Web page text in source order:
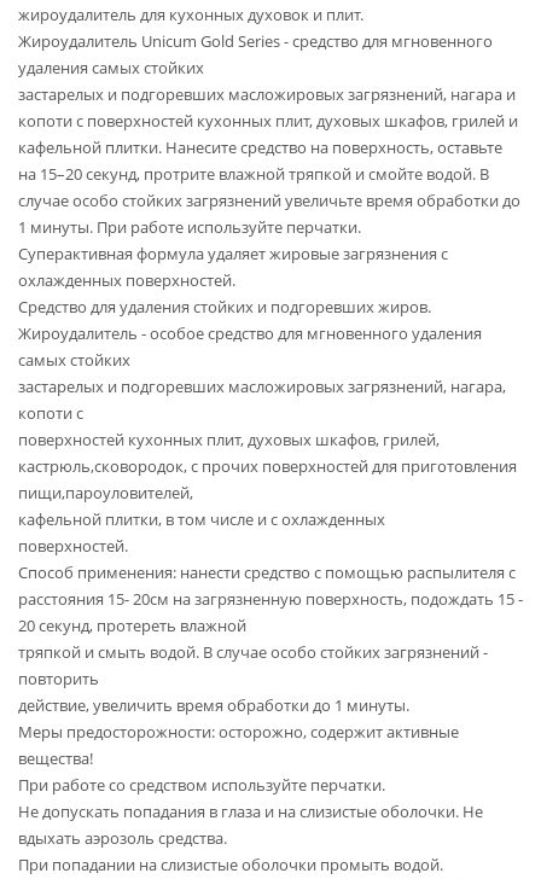
жироудалитель для кухонных духовок и плит.
Жироудалитель Unicum Gold Series - средство для мгновенного
удаления самых стойких
застарелых и подгоревших масложировых загрязнений, нагара и
копоти с поверхностей кухонных плит, духовых шкафов, грилей и
кафельной плитки. Нанесите средство на поверхность, оставьте
на 15–20 секунд, протрите влажной тряпкой и смойте водой. В
случае особо стойких загрязнений увеличьте время обработки до
1 минуты. При работе используйте перчатки.
Суперактивная формула удаляет жировые загрязнения с
охлажденных поверхностей.
Средство для удаления стойких и подгоревших жиров.
Жироудалитель - особое средство для мгновенного удаления
самых стойких
застарелых и подгоревших масложировых загрязнений, нагара,
копоти с
поверхностей кухонных плит, духовых шкафов, грилей,
кастрюль,сковородок, с прочих поверхностей для приготовления
пищи,пароуловителей,
кафельной плитки, в том числе и с охлажденных
поверхностей.
Способ применения: нанести средство с помощью распылителя с
расстояния 15- 20см на загрязненную поверхность, подождать 15 -
20 секунд, протереть влажной
тряпкой и смыть водой. В случае особо стойких загрязнений -
повторить
действие, увеличить время обработки до 1 минуты.
Меры предосторожности: осторожно, содержит активные
вещества!
При работе со средством используйте перчатки.
Не допускать попадания в глаза и на слизистые оболочки. Не
вдыхать аэрозоль средства.
При попадании на слизистые оболочки промыть водой.